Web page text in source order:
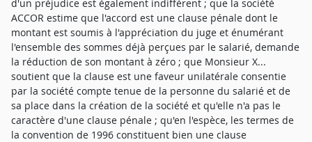
d'un préjudice est également indifférent ; que la société
ACCOR estime que l'accord est une clause pénale dont le
montant est soumis à l'appréciation du juge et énumérant
l'ensemble des sommes déjà perçues par le salarié, demande
la réduction de son montant à zéro ; que Monsieur X...
soutient que la clause est une faveur unilatérale consentie
par la société compte tenue de la personne du salarié et de
sa place dans la création de la société et qu'elle n'a pas le
caractère d'une clause pénale ; qu'en l'espèce, les termes de
la convention de 1996 constituent bien une clause